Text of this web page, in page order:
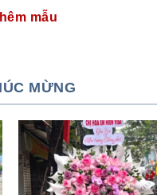
mẫu
MỪNG